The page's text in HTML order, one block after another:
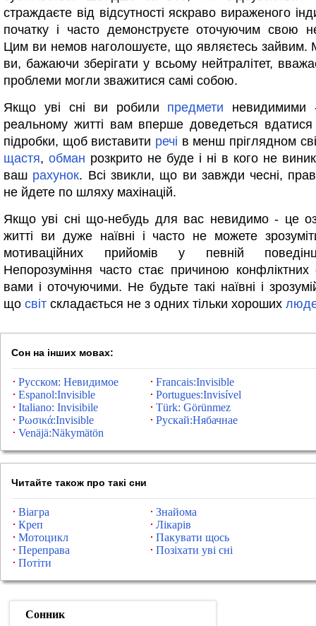
страждаєте від відсутності яскраво вираженого
початку і часто демонструєте оточуючим свою
Цим ви немов наголошуєте, що являєтесь
ви, бажаючи зберігати у всьому нейтралітет,
проблеми могли зважитися самі собою.
Якщо уві сні ви робили предмети невидимими
реальному житті вам вперше доведеться
підробки, щоб виставити речі в менш пріглядном
щастя, обман розкрито не буде і ні в кого не
ваш рахунок. Всі звикли, що ви завжди чесні,
не йдете по шляху махінацій.
Якщо уві сні що-небудь для вас невидимо - це
житті ви дуже наївні і часто не можете
мотиваційних прийомів у певній
Непорозуміння часто стає причиною конфліктних
вами і оточуючими. Не будьте такі наївні і
що світ складається не з одних тільки хороших
Сон на інших мовах:
Русском: Невидимое
Francais:Invisible
Espanol:Invisible
Portugues:Invisível
Italiano: Invisibile
Türk: Görünmez
Ρωσικά:Invisible
Рускай:Нябачнае
Venäjä:Näkymätön
Читайте також про такі сни
Віагра
Знайома
Креп
Лікарів
Мотоцикл
Пакувати щось
Переправа
Позіхати уві сні
Потіти
Сонник